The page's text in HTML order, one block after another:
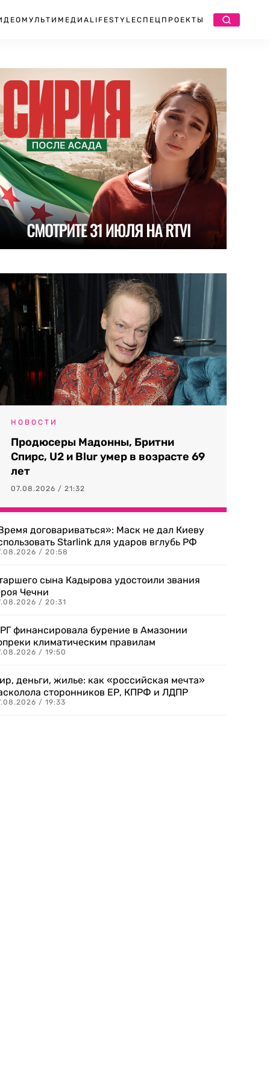
МУЛЬТИМЕДИА LIFESTYLEСПЕЦПРОЕКТЫ
НОВОСТИ
Продюсеры Мадонны, Бритни
Спирс, U2 и Blur умер в возрасте 69
лет
07.08.2026 / 21:32
договариваться»: Маск не дал Киеву
Starlink для ударов вглубь РФ
/ 20:58
сына Кадырова удостоили звания
Чечни
/ 20:31
финансировала бурение в Амазонии
климатическим правилам
/ 19:50
деньги, жилье: как «российская мечта»
сторонников ЕР, КПРФ и ЛДПР
/ 19:33